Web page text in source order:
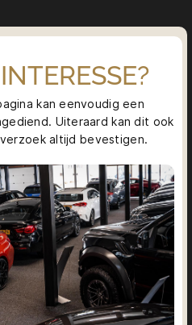
kan eenvoudig een
Uiteraard kan dit ook
altijd bevestigen.